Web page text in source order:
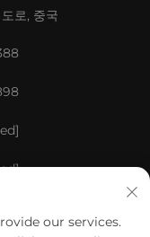
로, 중국
TOOLS CO., LTD. 모
our services.